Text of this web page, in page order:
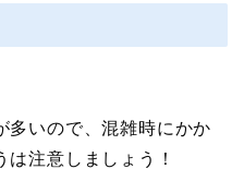
多いので、混雑時にかか
注意しましょう！